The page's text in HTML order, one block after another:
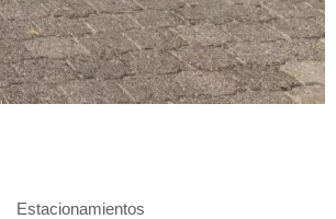
Estacionamientos